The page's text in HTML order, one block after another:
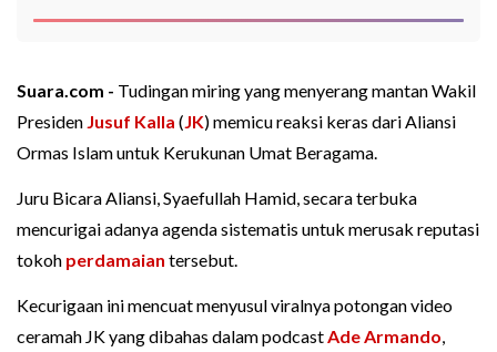
Suara.com - Tudingan miring yang menyerang mantan Wakil
Presiden Jusuf Kalla (JK) memicu reaksi keras dari Aliansi
Ormas Islam untuk Kerukunan Umat Beragama.
Juru Bicara Aliansi, Syaefullah Hamid, secara terbuka
mencurigai adanya agenda sistematis untuk merusak reputasi
tokoh perdamaian tersebut.
Kecurigaan ini mencuat menyusul viralnya potongan video
ceramah JK yang dibahas dalam podcastAde Armando,